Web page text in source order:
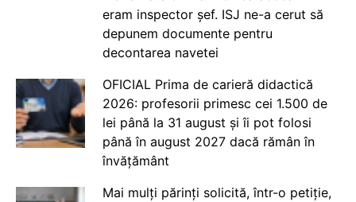
eram inspector șef. ISJ ne-a cerut să
depunem documente pentru
decontarea navetei
OFICIAL Prima de carieră didactică
2026: profesorii primesc cei 1.500 de
lei până la 31 august și îi pot folosi
până în august 2027 dacă rămân în
învățământ
Mai mulți părinți solicită, într-o petiție,